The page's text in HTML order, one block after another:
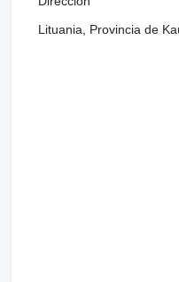
Lituania, Provincia de